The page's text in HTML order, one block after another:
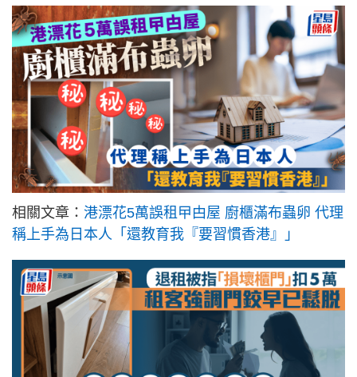
相關文章： 港漂花5萬誤租曱甴屋 廚櫃滿布蟲卵 代理
稱上手為日本人「還教育我『要習慣香港』」